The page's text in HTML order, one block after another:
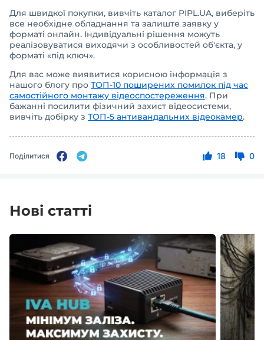
Для швидкої покупки, вивчіть каталог PIPL.UA, виберіть
все необхідне обладнання та залиште заявку у
форматі онлайн. Індивідуальні рішення можуть
реалізовуватися виходячи з особливостей об'єкта, у
форматі «під ключ».
Для вас може виявитися корисною інформація з
нашого блогу про ТОП-10 поширених помилок під час
самостійного монтажу відеоспостереження. При
бажанні посилити фізичний захист відеосистеми,
вивчіть добірку з ТОП-5 антивандальних відеокамер.
Поділитися 18 0
Нові статті